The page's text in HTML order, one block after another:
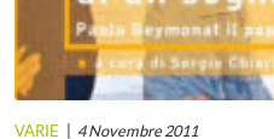
VARIE 4 Novembre 2011